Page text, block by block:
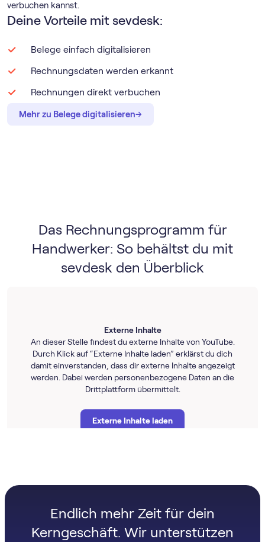
verbuchen kannst.
Deine Vorteile mit sevdesk:
Belege einfach digitalisieren
Rechnungsdaten werden erkannt
Rechnungen direkt verbuchen
Mehr zu Belege digitalisieren→
→
Das Rechnungs­programm für
Handwerker: So behältst du mit
sevdesk den Überblick
Externe Inhalte
An dieser Stelle findest du externe Inhalte von YouTube.
Durch Klick auf “Externe Inhalte laden” erklärst du dich
damit einverstanden, dass dir externe Inhalte angezeigt
werden. Dabei werden personenbezogene Daten an die
Drittplattform übermittelt.
Externe Inhalte laden
Endlich mehr Zeit für dein
Kerngeschäft. Wir unterstützen